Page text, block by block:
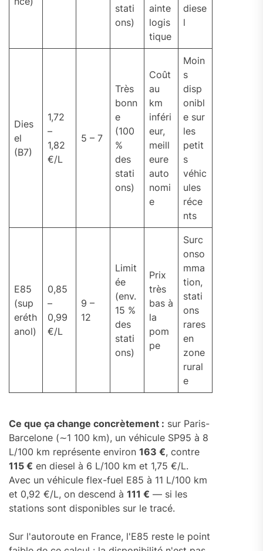
stati
ons)
ainte
logis
tique
diese
l
Dies
el
(B7)
1,72
–
1,82
€/L
5 – 7
Très
bonn
e
(100
%
des
stati
ons)
Coût
au
km
inféri
eur,
meill
eure
auto
nomi
e
Moin
s
disp
onibl
e sur
les
petit
s
véhic
ules
réce
nts
E85
(sup
eréth
anol)
0,85
–
0,99
€/L
9 –
12
Limit
ée
(env.
15 %
des
stati
ons)
Prix
très
bas à
la
pom
pe
Surc
onso
mma
tion,
stati
ons
rares
en
zone
rural
e
Ce que ça change concrètement : sur Paris-
Barcelone (∼1 100 km), un véhicule SP95 à 8
L/100 km représente environ 163 €, contre
115 € en diesel à 6 L/100 km et 1,75 €/L.
Avec un véhicule flex-fuel E85 à 11 L/100 km
et 0,92 €/L, on descend à 111 € — si les
stations sont disponibles sur le tracé.
Sur l'autoroute en France, l'E85 reste le point